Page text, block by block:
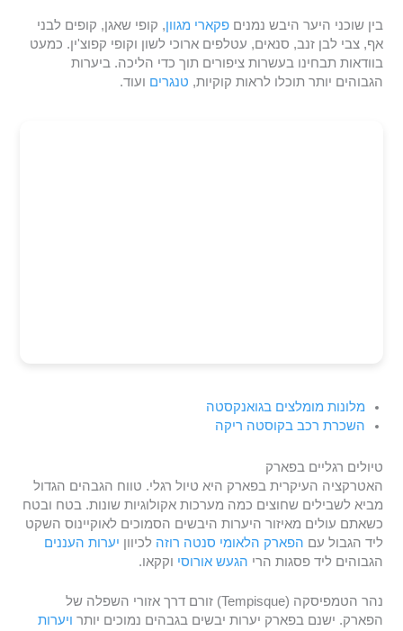
בין שוכני היער היבש נמניםפקארי מגוון, קופי שאגן, קופים לבני
אף, צבי לבן זנב, סנאים, עטלפים ארוכי לשון וקופי קפוצ'ין. כמעט
בוודאות תבחינו בעשרות ציפורים תוך כדי הליכה. ביערות
הגבוהים יותר תוכלו לראות קוקיות, טנגרים ועוד.
מלונות מומלצים בגואנקסטה
השכרת רכב בקוסטה ריקה
טיולים רגליים בפארק
האטרקציה העיקרית בפארק היא טיול רגלי. טווח הגבהים הגדול
מביא לשבילים שחוצים כמה מערכות אקולוגיות שונות. בטח ובטח
כשאתם עולים מאיזור היערות היבשים הסמוכים לאוקיינוס ​​השקט
ליד הגבול עם הפארק הלאומי סנטה רוזה לכיוון יערות העננים
הגבוהים ליד פסגות הרי הגעש אורוסי וקקאו.
נהר הטמפיסקה (Tempisque) זורם דרך אזורי השפלה של
הפארק. ישנם בפארק יערות יבשים בגבהים נמוכים יותר ויערות